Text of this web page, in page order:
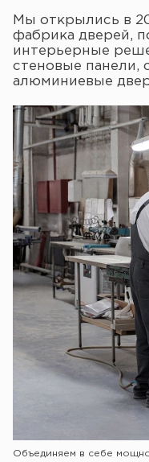
Мы открылись в
фабрика дверей,
интерьерные
стеновые панели,
алюминиевые
Объединяем в себе